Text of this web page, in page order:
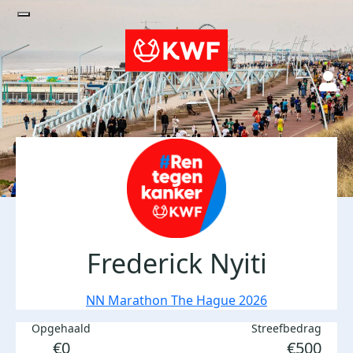
Frederick Nyiti
NN Marathon The Hague 2026
Opgehaald
€0
Streefbedrag
€500